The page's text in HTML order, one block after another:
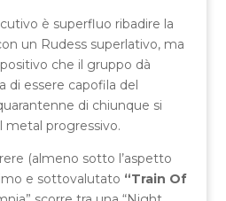
è superfluo ribadire la
un Rudess superlativo, ma
che il gruppo dà
di essere capofila del
di chiunque si
metal progressivo.
(almeno sotto l’aspetto
e sottovalutato “Train Of